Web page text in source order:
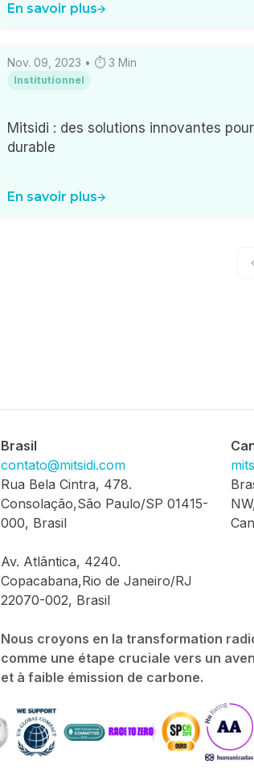
En savoir plus
Nov. 09, 2023 • ⏱3 Min
Institutionnel
Mitsidi : des solutions innovantes
durable
En savoir plus
Brasil
contato@mitsidi.com
Rua Bela Cintra, 478.
Consolação,São Paulo/SP 01415-
000, Brasil
Av. Atlântica, 4240.
Copacabana,Rio de Janeiro/RJ
22070-002, Brasil
Nous croyons en la transformation
comme une étape cruciale vers un
et à faible émission de carbone.